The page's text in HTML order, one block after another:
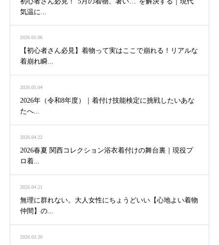
気温に...
2026.05.06
【初心者さん必見】着物って実はここで崩れる！リアルな
着崩れ瞬...
2026.05.04
2026年（令和8年度）｜着付け技能検定に挑戦したいあな
たへ...
2026.04.22
2026春夏 関西コレクション浴衣着付けの舞台裏｜現役プ
ロ着...
2026.04.21
無理に群れない。大人女性にちょうどいい【心地よい着物
仲間】の...
2026.03.20